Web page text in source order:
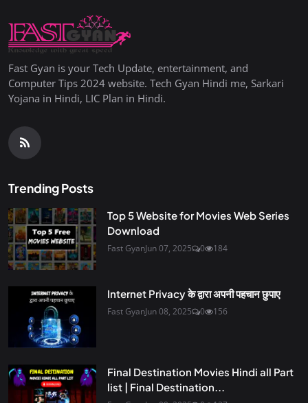
Fast Gyan is your Tech Update, entertainment, and
Computer Tips 2024 website. Tech Gyan Hindi me, Sarkari
Yojana in Hindi, LIC Plan in Hindi.
Trending Posts
Top 5 Website for Movies Web Series
Download
Fast GyanJun 07, 2025 0 184
Internet Privacy के द्वारा अपनी पहचान छुपाए
Fast GyanJun 08, 2025 0 156
Final Destination Movies Hindi all Part
list | Final Destination...